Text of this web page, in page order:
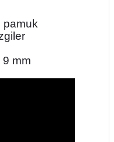
pamuk
9 mm